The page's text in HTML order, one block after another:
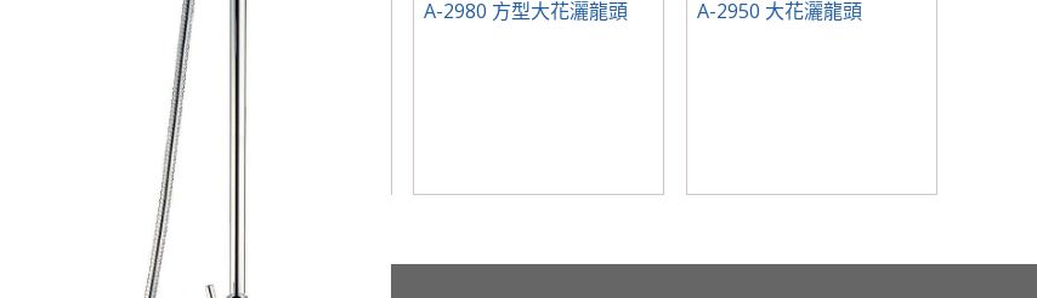
A-2900 大花灑龍頭 A-2980 方型大花灑龍頭 A-2950 大花灑龍頭